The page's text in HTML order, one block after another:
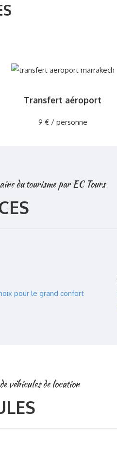
Transfert aéroport
9 € / personne
du tourisme par EC Tours
pour le grand confort
véhicules de location